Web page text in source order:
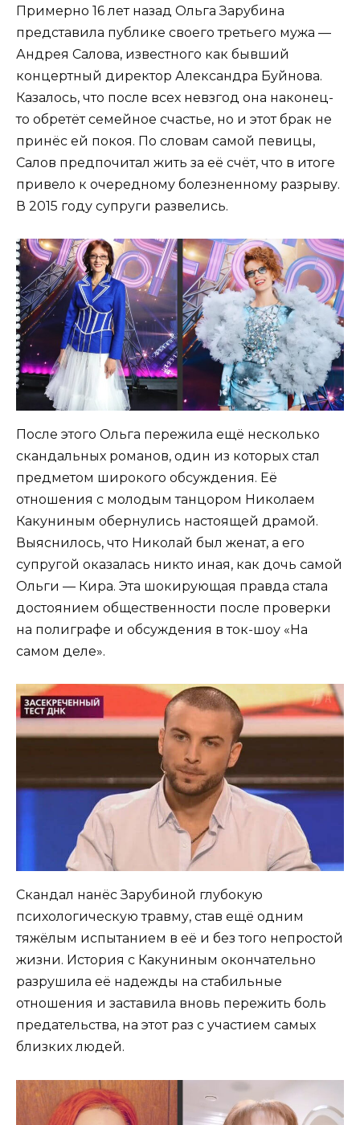
Примерно 16 лет назад Ольга Зарубина
представила публике своего третьего мужа —
Андрея Салова, известного как бывший
концертный директор Александра Буйнова.
Казалось, что после всех невзгод она наконец-
то обретёт семейное счастье, но и этот брак не
принёс ей покоя. По словам самой певицы,
Салов предпочитал жить за её счёт, что в итоге
привело к очередному болезненному разрыву.
В 2015 году супруги развелись.
После этого Ольга пережила ещё несколько
скандальных романов, один из которых стал
предметом широкого обсуждения. Её
отношения с молодым танцором Николаем
Какуниным обернулись настоящей драмой.
Выяснилось, что Николай был женат, а его
супругой оказалась никто иная, как дочь самой
Ольги — Кира. Эта шокирующая правда стала
достоянием общественности после проверки
на полиграфе и обсуждения в ток-шоу «На
самом деле».
Скандал нанёс Зарубиной глубокую
психологическую травму, став ещё одним
тяжёлым испытанием в её и без того непростой
жизни. История с Какуниным окончательно
разрушила её надежды на стабильные
отношения и заставила вновь пережить боль
предательства, на этот раз с участием самых
близких людей.